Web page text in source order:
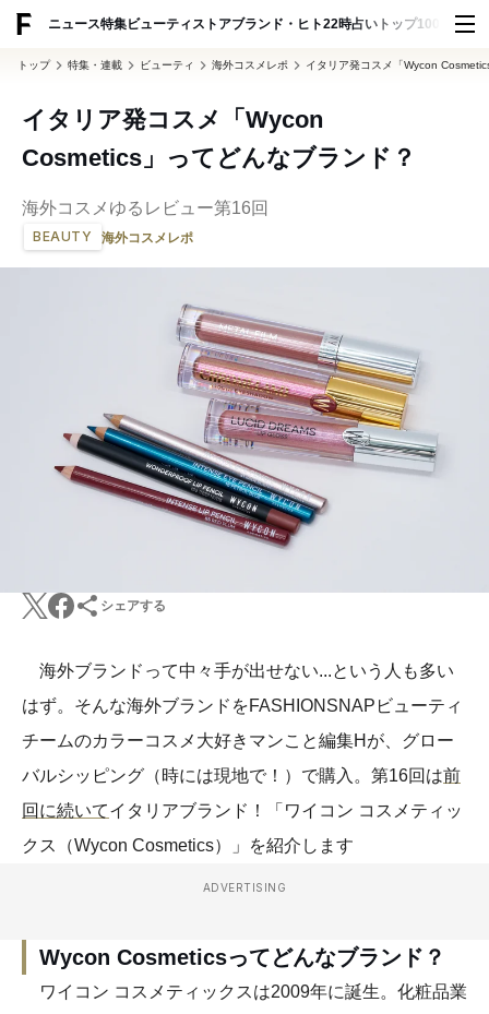
ニュース特集ビューティ ストアブランド・ヒト22時占い トップ100 スナッ
トップ 特集・連載 ビューティ 海外コスメレポ イタリア発コスメ「Wycon
イタリア発コスメ「Wycon
Cosmetics」ってどんなブランド？
海外コスメゆるレビュー第16回
BEAUTY 海外コスメレポ
シェアする
海外ブランドって中々手が出せない...という人も多い
はず。そんな海外ブランドをFASHIONSNAPビューティ
チームのカラーコスメ大好きマンこと編集Hが、グロー
バルシッピング（時には現地で！）で購入。第16回は前
回に続いてイタリアブランド！「ワイコン コスメティッ
クス（Wycon Cosmetics）」を紹介します
ADVERTISING
Wycon Cosmeticsってどんなブランド？
ワイコン コスメティックスは2009年に誕生。化粧品業